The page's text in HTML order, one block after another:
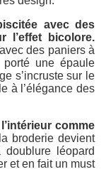
avec des
l’effet bicolore.
des paniers à
une épaule
s’incruste sur le
à l’élégance des
comme
broderie devient
léopard
et en fait un must